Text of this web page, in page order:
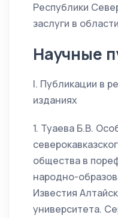
Республики
заслуги в
Научные
I. Публикации в
изданиях
1. Туаева Б.В.
общества в
народно-
Известия
университета.